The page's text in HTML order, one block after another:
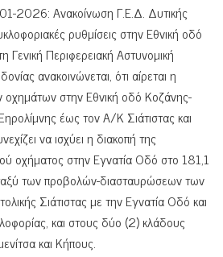
2026: Ανακοίνωση Γ.Ε.Δ. Δυτικής
ρυθμίσεις στην Εθνική οδό
Γενική Περιφερειακή Αστυνομική
ανακοινώνεται, ότι αίρεται η
οχημάτων στην Εθνική οδό Κοζάνης-
έως τον Α/Κ Σιάτιστας και
να ισχύει η διακοπή της
οχήματος στην Εγνατία Οδό στο 181,1
των προβολών-διασταυρώσεων των
Σιάτιστας με την Εγνατία Οδό και
και στους δύο (2) κλάδους
και Κήπους.